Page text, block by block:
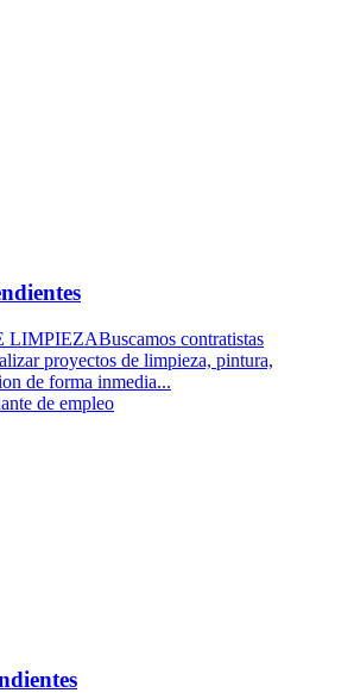
contratistas
proyectos de limpieza, pintura,
de forma inmedia...
de empleo